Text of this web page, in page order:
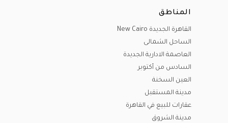
المناطق
القاهرة الجديدة New Cairo
الساحل الشمالى
العاصمة الادارية الجديدة
السادس من أكتوبر
العين السخنة
مدينة المستقبل
عقارات للبيع في القاهرة
مدينة الشروق